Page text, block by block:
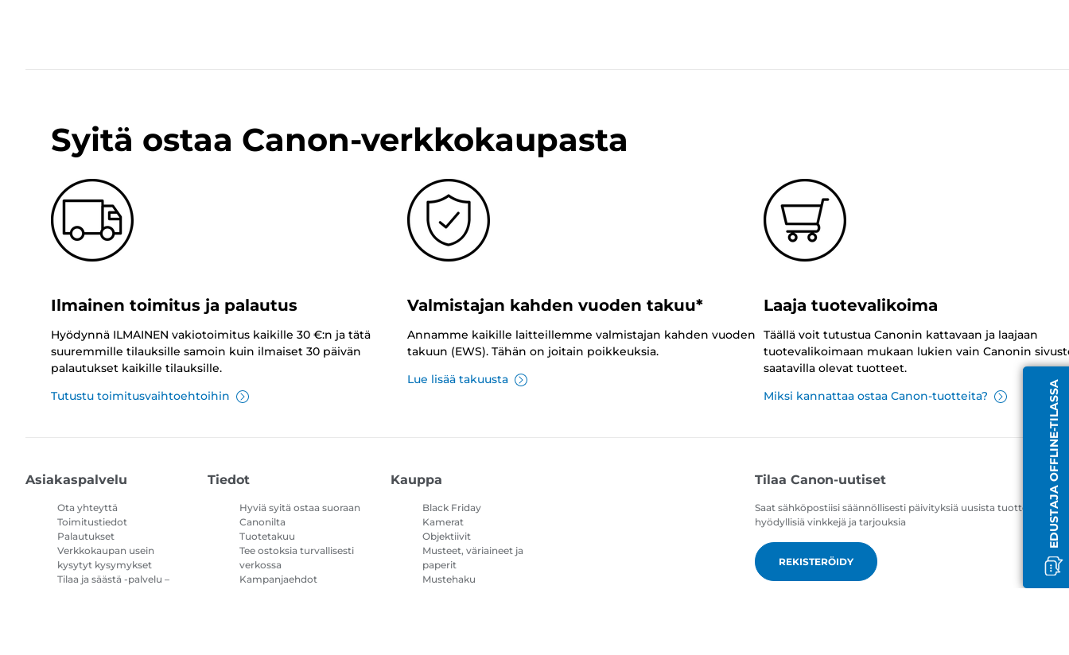
EDUSTAJA OFFLINE-TILASSA
Syitä ostaa Canon-verkkokaupasta
Ilmainen toimitus ja palautus
Hyödynnä ILMAINEN vakiotoimitus kaikille 30 €:n ja tätä
suuremmille tilauksille samoin kuin ilmaiset 30 päivän
palautukset kaikille tilauksille.
Tutustu toimitusvaihtoehtoihin
Valmistajan kahden vuoden takuu*
Annamme kaikille laitteillemme valmistajan kahden vuoden
takuun (EWS). Tähän on joitain poikkeuksia.
Lue lisää takuusta
Laaja tuotevalikoima
Täällä voit tutustua Canonin kattavaan ja laajaan
tuotevalikoimaan mukaan lukien vain Canonin
saatavilla olevat tuotteet.
Miksi kannattaa ostaa Canon-tuotteita?
Asiakaspalvelu
Ota yhteyttä
Toimitustiedot
Palautukset
Verkkokaupan usein
kysytyt kysymykset
Tilaa ja säästä -palvelu –
Tiedot
Hyviä syitä ostaa suoraan
Canonilta
Tuotetakuu
Tee ostoksia turvallisesti
verkossa
Kampanjaehdot
Kauppa
Black Friday
Kamerat
Objektiivit
Musteet, väriaineet ja
paperit
Mustehaku
Tilaa Canon-uutiset
Saat sähköpostiisi säännöllisesti päivityksiä uusista tuotteista,
hyödyllisiä vinkkejä ja tarjouksia
REKISTERÖIDY